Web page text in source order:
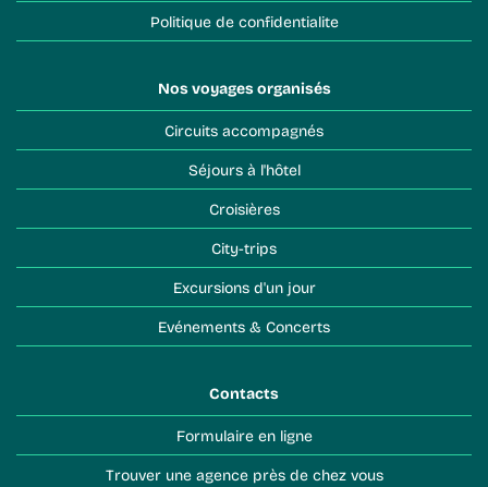
Politique de confidentialite
Nos voyages organisés
Circuits accompagnés
Séjours à l'hôtel
Croisières
City-trips
Excursions d'un jour
Evénements & Concerts
Contacts
Formulaire en ligne
Trouver une agence près de chez vous